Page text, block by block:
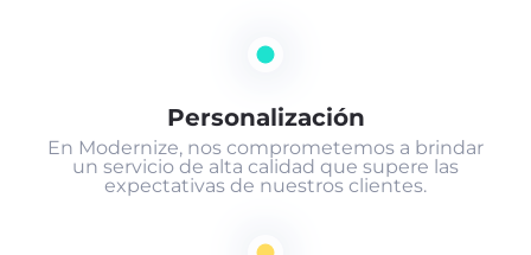
Personalización
En Modernize, nos comprometemos a brindar
un servicio de alta calidad que supere las
expectativas de nuestros clientes.